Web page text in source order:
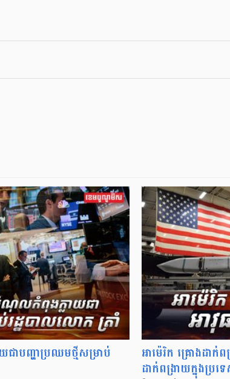
ាបញ្ហាប្រឈមថ្មីសម្រាប់ អាម៉េរិក គ្រោងដាក់
ដាក់ពង្រាយក្នុងប្